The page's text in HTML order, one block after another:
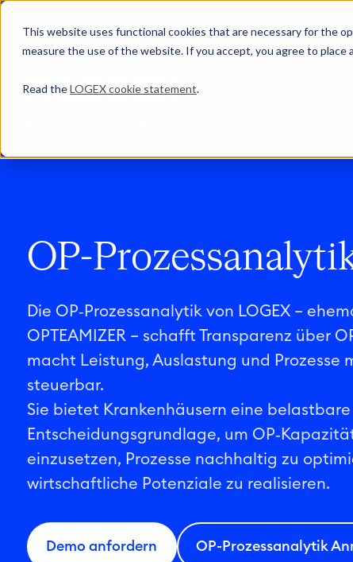
This website uses functional cookies that are necessary for the
measure the use of the website. If you accept, you agree to place
Read theLOGEX cookie statement.
OP-
Die OP‑Prozessanalytik von LOGEX –
OPTEAMIZER – schafft Transparenz über
macht Leistung, Auslastung und Prozesse
steuerbar.
Sie bietet Krankenhäusern eine belastbare
Entscheidungsgrundlage, um
einzusetzen, Prozesse nachhaltig zu
wirtschaftliche Potenziale zu realisieren.
Demo anfordern OP-Prozessanalytik